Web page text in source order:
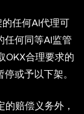
任何AI代理可
任何同等AI监管
OKX合理要求的
或予以下架。
赔偿义务外，